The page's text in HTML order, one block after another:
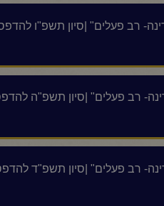
רב פעלים" |סיון תשפ"ו
רב פעלים" |סיון תשפ"ה
רב פעלים" |סיון תשפ"ד